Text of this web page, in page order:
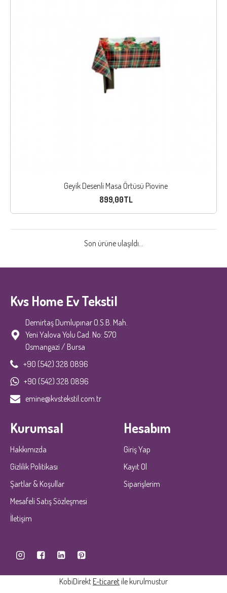
Geyik Desenli Masa Örtüsü Piovine
899,00TL
Son ürüne ulaşıldı...
Kvs Home Ev Tekstil
Demirtaş Dumlupınar O.S.B. Mah.
Yeni Yalova Yolu Cad. No: 570
Osmangazi / Bursa
+90 (542) 328 0896
+90 (542) 328 0896
emine@kvstekstil.com.tr
Kurumsal
Hakkımızda
Gizlilik Politikası
Şartlar & Koşullar
Mesafeli Satış Sözleşmesi
İletişim
Hesabım
Giriş Yap
Kayıt Ol
Siparişlerim
KobiDirektE-ticaret ile kurulmustur